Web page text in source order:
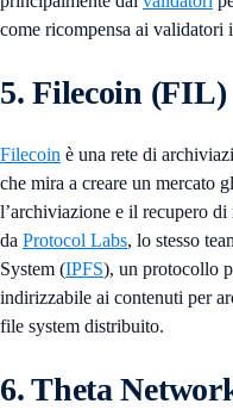
come ricompensa ai validatori
5. Filecoin (FIL)
Filecoin è una rete di
che mira a creare un mercato
l’archiviazione e il recupero
da Protocol Labs, lo stesso
System (IPFS), un protocollo
indirizzabile ai contenuti per
file system distribuito.
6. Theta